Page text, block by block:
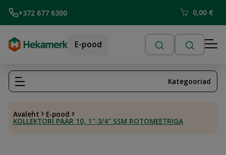
+372 677 6300 0,00 €
E-pood
Avaleht E-pood
KOLLEKTORI PAAR 10, 1″-3/4″ SSM ROTOMEETRIGA
Kategooriad